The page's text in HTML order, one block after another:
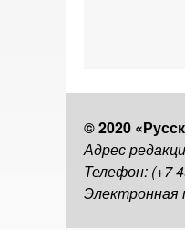
© 2020
Адрес
Телефон: (+7
Электронная